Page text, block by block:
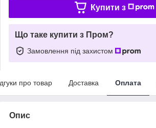
Купити з
Що таке купити з Пром?
Замовлення під захистом
про товар Доставка Оплата
Опис